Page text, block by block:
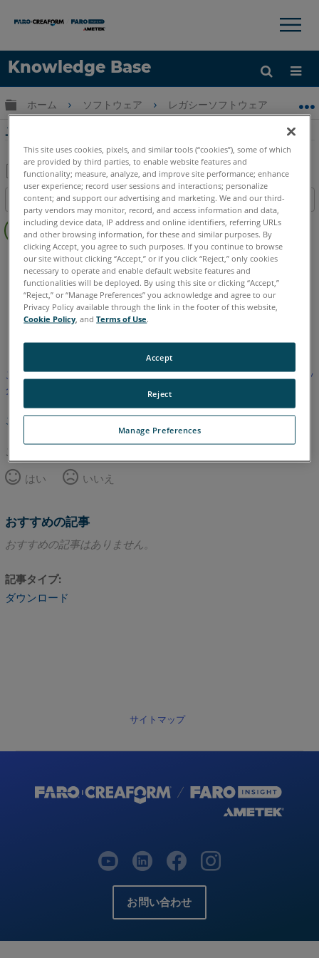
Knowledge Base
言語
ヘルプ サインイン
×
グローバル階層を展開/折りたたむ
ホーム ソフトウェア レガシーソフトウェア レ
ユーザーマニュアル : Measure X SPC Graph
PDF
と
し
て
目次
ッ
ダ
な
CAM2 Measure X
ドイツ語 英語
この記事は翻訳されていません。英語版を見るにはここをクリッ
クしてください。
このページのトップへ
この記事は役に立ちましたか？
はい
いいえ
おすすめの記事
おすすめの記事はありません。
記事タイプ
ダウンロード
サイトマップ
お問い合わせ
This site uses cookies, pixels, and similar tools (“cookies”), some of which
are provided by third parties, to enable website features and
functionality; measure, analyze, and improve site performance; enhance
user experience; record user sessions and interactions; personalize
content; and support our advertising and marketing. We and our third-
party vendors may monitor, record, and access information and data,
including device data, IP address and online identifiers, referring URLs
and other browsing information, for these and similar purposes. By
clicking Accept, you agree to such purposes. If you continue to browse
our site without clicking “Accept,” or if you click “Reject,” only cookies
necessary to operate and enable default website features and
functionalities will be deployed. By using this site or clicking “Accept,”
“Reject,” or “Manage Preferences” you acknowledge and agree to our
Privacy Policy available through the link in the footer of this website,
Cookie Policy , andTerms of Use.
Manage Preferences
Reject
Accept